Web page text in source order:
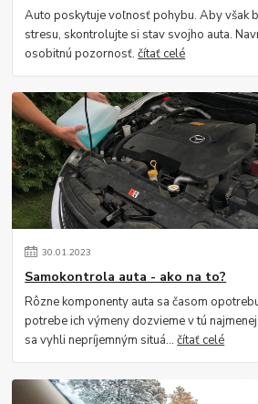
Auto poskytuje voľnosť pohybu. Aby však
stresu, skontrolujte si stav svojho auta.
osobitnú pozornosť.čítať celé
30.01.2023
Samokontrola auta - ako na to?
Rôzne komponenty auta sa časom
potrebe ich výmeny dozvieme v tú
sa vyhli nepríjemným situá...čítať celé